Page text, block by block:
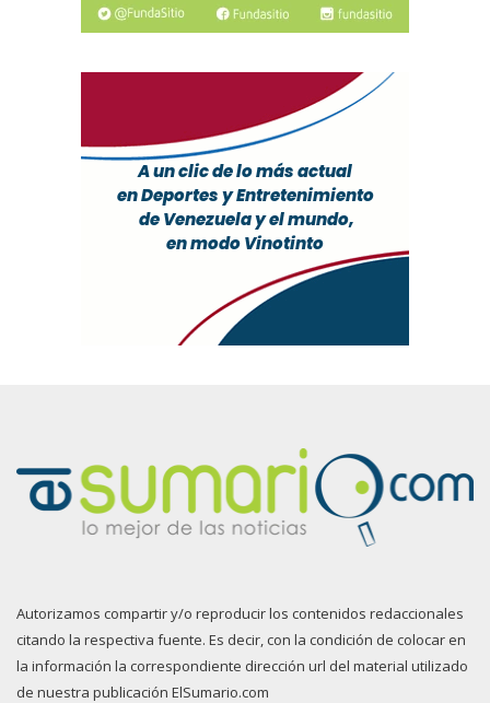
Autorizamos compartir y/o reproducir los contenidos redaccionales
citando la respectiva fuente. Es decir, con la condición de colocar en
la información la correspondiente dirección url del material utilizado
de nuestra publicación ElSumario.com